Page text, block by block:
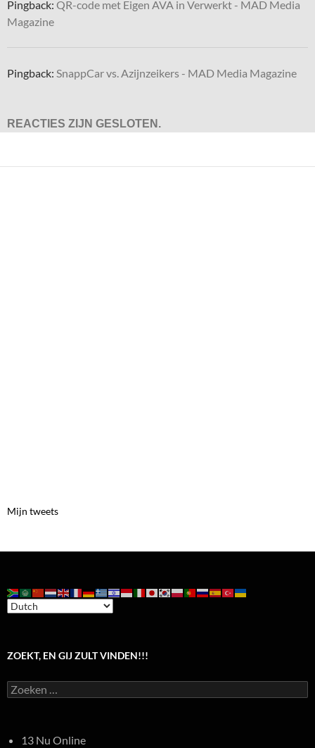
Pingback: QR-code met Eigen AVA in Verwerkt - MAD Media
Magazine
Pingback: SnappCar vs. Azijnzeikers - MAD Media Magazine
REACTIES ZIJN GESLOTEN.
Mijn tweets
ZOEKT, EN GIJ ZULT VINDEN!!!
Zoeken
naar:
13 Nu Online